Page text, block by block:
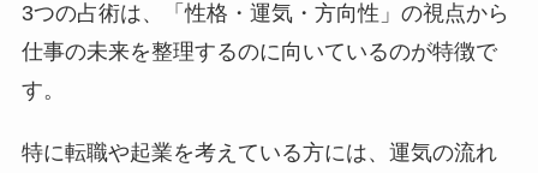
3つの占術は、「性格・運気・方向性」の視点から
仕事の未来を整理するのに向いているのが特徴で
す。
特に転職や起業を考えている方には、運気の流れ